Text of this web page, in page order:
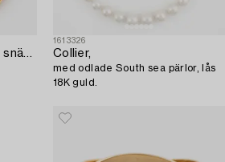
Brosch 14K guld med en snäckskalscamé.
1613326
Collier,
med odlade South sea pärlor, lås
18K guld.